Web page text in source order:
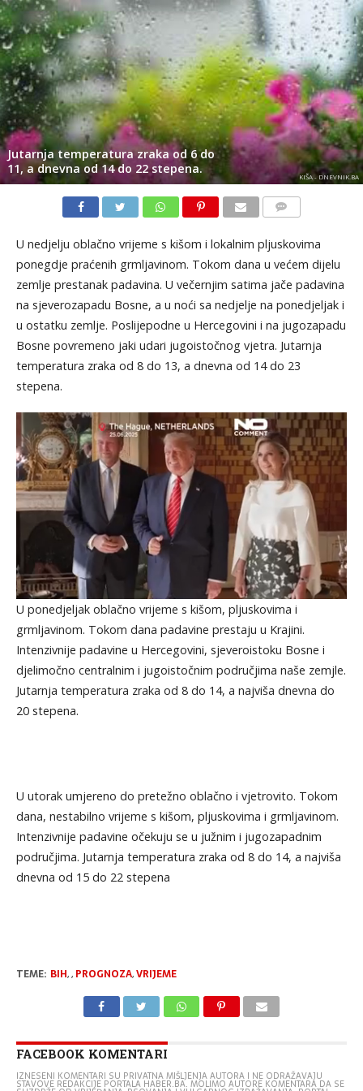
Jutarnja temperatura zraka od 6 do
11, a dnevna od 14 do 22 stepena.
KIŠA - DNEVNIK.BA
U nedjelju oblačno vrijeme s kišom i lokalnim pljuskovima
ponegdje praćenih grmljavinom. Tokom dana u većem dijelu
zemlje prestanak padavina. U večernjim satima jače padavina
na sjeverozapadu Bosne, a u noći sa nedjelje na ponedjeljak i
u ostatku zemlje. Poslijepodne u Hercegovini i na jugozapadu
Bosne povremeno jaki udari jugoistočnog vjetra. Jutarnja
temperatura zraka od 8 do 13, a dnevna od 14 do 23
stepena.
U ponedjeljak oblačno vrijeme s kišom, pljuskovima i
grmljavinom. Tokom dana padavine prestaju u Krajini.
Intenzivnije padavine u Hercegovini, sjeveroistoku Bosne i
djelimočno centralnim i jugoistočnim područjima naše zemjle.
Jutarnja temperatura zraka od 8 do 14, a najviša dnevna do
20 stepena.
U utorak umjereno do pretežno oblačno i vjetrovito. Tokom
dana, nestabilno vrijeme s kišom, pljuskovima i grmljavinom.
Intenzivnije padavine očekuju se u južnim i jugozapadnim
područjima. Jutarnja temperatura zraka od 8 do 14, a najviša
dnevna od 15 do 22 stepena
TEME: BIH,, PROGNOZA,VRIJEME
FACEBOOK KOMENTARI
IZNESENI KOMENTARI SU PRIVATNA MIŠLJENJA AUTORA I NE ODRAŽAVAJU
STAVOVE REDAKCIJE PORTALA HABER.BA. MOLIMO AUTORE KOMENTARA DA SE